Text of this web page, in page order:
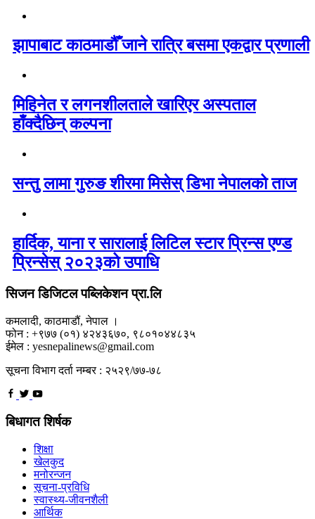
झापाबाट काठमाडौँ जाने रात्रि बसमा एकद्वार प्रणाली
मिहिनेत र लगनशीलताले खारिएर अस्पताल
हाँक्दैछिन् कल्पना
सन्तु लामा गुरुङ शीरमा मिसेस् डिभा नेपालको ताज
हार्दिक, याना र सारालाई लिटिल स्टार प्रिन्स एण्ड
प्रिन्सेस् २०२३को उपाधि
सिजन डिजिटल पब्लिकेशन प्रा.लि
कमलादी, काठमाडौं, नेपाल ।
फोन : +९७७ (०१) ४२४३६७०, ९८०१०४४८३५
ईमेल : yesnepalinews@gmail.com
सूचना विभाग दर्ता नम्बर : २५२९/७७-७८
बिधागत शिर्षक
शिक्षा
खेलकुद
मनोरन्जन
सूचना-प्रविधि
स्वास्थ्य-जीवनशैली
आर्थिक